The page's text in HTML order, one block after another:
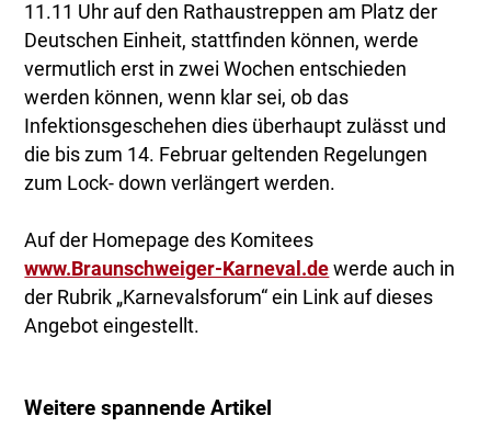
11.11 Uhr auf den Rathaustreppen am Platz der
Deutschen Einheit, stattfinden können, werde
vermutlich erst in zwei Wochen entschieden
werden können, wenn klar sei, ob das
Infektionsgeschehen dies überhaupt zulässt und
die bis zum 14. Februar geltenden Regelungen
zum Lock- down verlängert werden.
Auf der Homepage des Komitees
www.Braunschweiger-Karneval.de werde auch in
der Rubrik „Karnevalsforum“ ein Link auf dieses
Angebot eingestellt.
Weitere spannende Artikel